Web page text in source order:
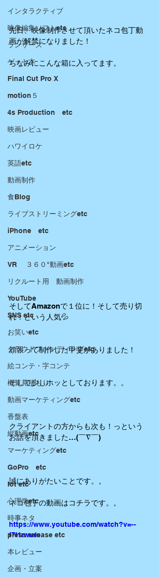
インタラクティブ
映像編集ソフトetc
ランサーズ
ゲット本
Final Cut Pro X
motion５
4s Production etc
映画レビュー
ハワイロケ
英語etc
動画制作
食Blog
ライブストリーミングetc
iPhone etc
アニメーション
VR ３６０°動画etc
リクルート用 動画制作
YouTube
SNS etc
お笑いetc
クラウドファンディングetc
絵コンテ・字コンテ
概算見積もり
動画マーケティングetc
香盤表
縦動画etc
マーケティングetc
GoPro etc
Iot etc
心理学etc
時事ネタ
press release etc
本レビュー
企画・立案
先日、映像制作させて頂いたネコ包丁動
画が解禁になりました！
ちなみにこんな箱に入ってます。
そしてAmazonで１位に！そして売り切
れ！という人気💦
頑張って制作した甲斐がありました！
そして少しホッとしております。。
クライアントの方からも次も！っという
お話を頂きました…(￣∇￣)
誠にありがたいことです。。
ネコ包丁の動画はコチラです。。
https://www.youtube.com/watch?v=--
f7I1rwurc